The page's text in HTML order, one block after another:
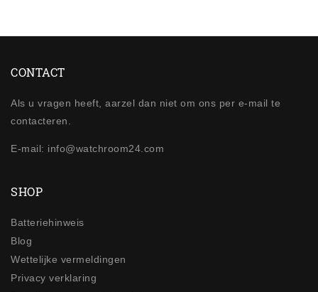
CONTACT
Als u vragen heeft, aarzel dan niet om ons per e-mail te
contacteren.
E-mail: info@watchroom24.com
SHOP
Batteriehinweis
Blog
Wettelijke vermeldingen
Privacy verklaring